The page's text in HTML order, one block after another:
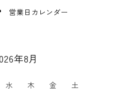
営業日カレンダー
年8月
水 木 金
土